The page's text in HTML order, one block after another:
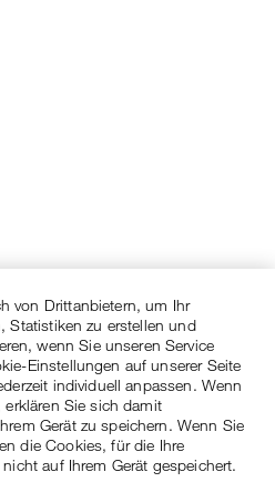
von Drittanbietern, um Ihr
Statistiken zu erstellen und
wenn Sie unseren Service
Einstellungen auf unserer Seite
individuell anpassen. Wenn
erklären Sie sich damit
Gerät zu speichern. Wenn Sie
die Cookies, für die Ihre
auf Ihrem Gerät gespeichert.